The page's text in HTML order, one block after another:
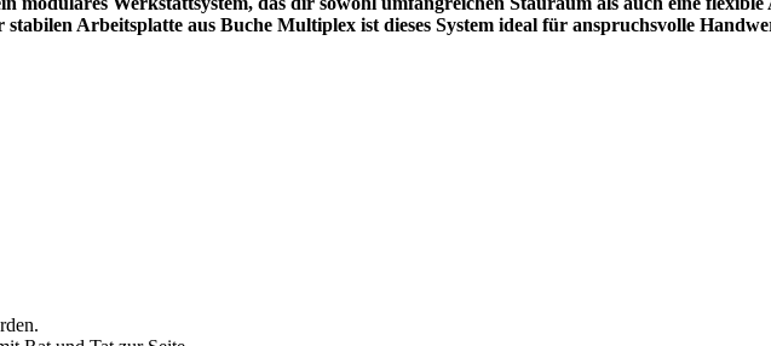
Arbeitsplatte aus Buche Multiplex ist dieses System ideal für anspruchsvolle